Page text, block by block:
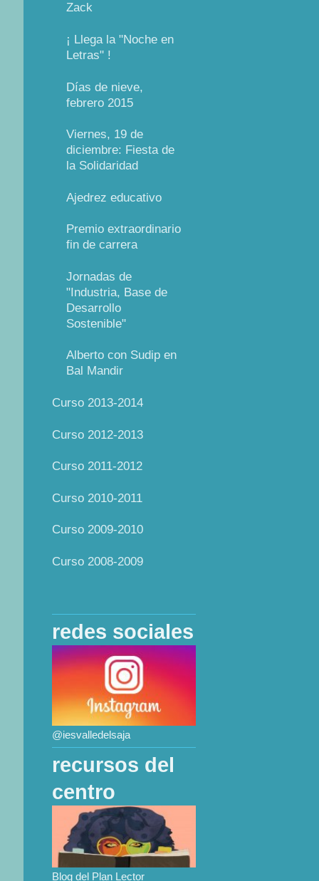
Zack
¡ Llega la "Noche en
Letras" !
Días de nieve,
febrero 2015
Viernes, 19 de
diciembre: Fiesta de
la Solidaridad
Ajedrez educativo
Premio extraordinario
fin de carrera
Jornadas de
"Industria, Base de
Desarrollo
Sostenible"
Alberto con Sudip en
Bal Mandir
Curso 2013-2014
Curso 2012-2013
Curso 2011-2012
Curso 2010-2011
Curso 2009-2010
Curso 2008-2009
redes sociales
@iesvalledelsaja
recursos del
centro
Blog del Plan Lector